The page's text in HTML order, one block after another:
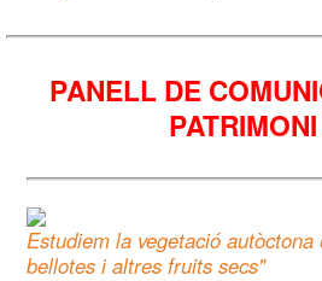
PANELL DE
Estudiem la vegetació autòctona
bellotes i altres fruits secs"